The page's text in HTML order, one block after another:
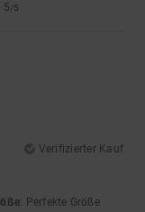
5/5
Verifizierter Kauf
: Perfekte Größe